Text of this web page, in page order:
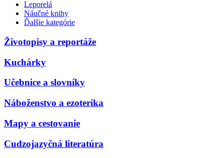
Leporelá
Náučné knihy
Ďalšie kategórie
Životopisy a reportáže
Kuchárky
Učebnice a slovníky
Náboženstvo a ezoterika
Mapy a cestovanie
Cudzojazyčná literatúra